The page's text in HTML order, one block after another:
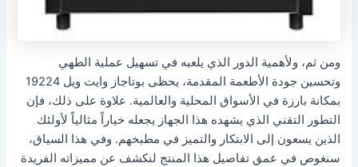
ومن ثم، ولأهمية الدور الذي يلعبه في تسهيل عملية الطهي
وتحسين جودة الأطعمة المقدمة، يحظى بوتاجاز وايت ويل 19224
بمكانة بارزة في الأسواق المحلية والعالمية. علاوة على ذلك، فإن
التطور التقني الذي يشهده هذا الجهاز يجعله خياراً مثالياً لأولئك
الذين يسعون إلى الابتكار والتميز في مطبخهم. وفي هذا السياق،
سنغوص في عمق تفاصيل هذا المنتج لنكشف عن مميزاته الفريدة